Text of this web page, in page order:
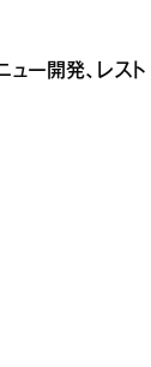
ー開発、レスト